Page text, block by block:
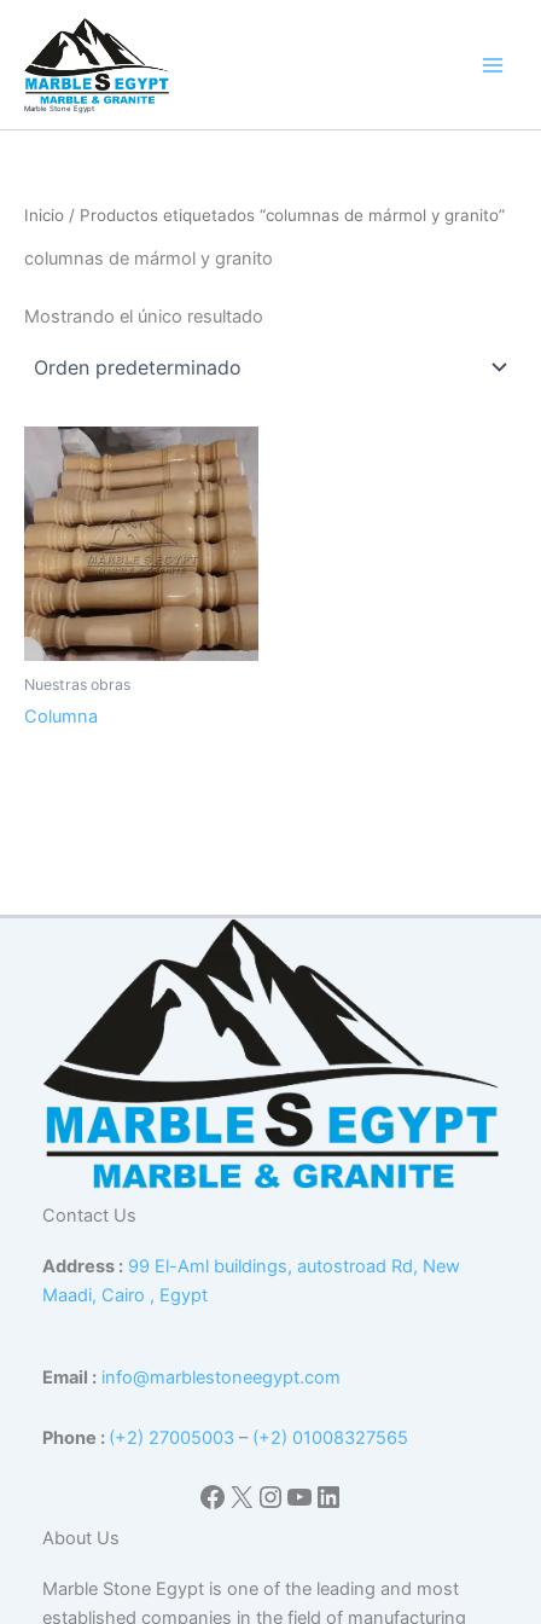
contenido
Marble Stone Egypt
Inicio / Productos etiquetados “columnas de mármol y granito”
columnas de mármol y granito
Mostrando el único resultado
Nuestras obras
Columna
Contact Us
Address : 99 El-Aml buildings, autostroad Rd, New
Maadi, Cairo , Egypt
Email : info@marblestoneegypt.com
Phone : (+2) 27005003 – (+2) 01008327565
Facebook
X Instagram
YouTube
LinkedIn
About Us
Marble Stone Egypt is one of the leading and most
established companies in the field of manufacturing